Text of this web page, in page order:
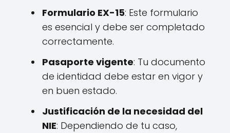
Formulario EX-15: Este formulario
es esencial y debe ser completado
correctamente.
Pasaporte vigente: Tu documento
de identidad debe estar en vigor y
en buen estado.
Justificación de la necesidad del
NIE: Dependiendo de tu caso,